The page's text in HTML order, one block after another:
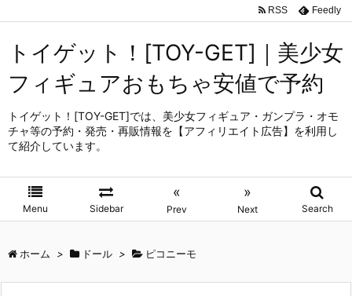
トイゲット！[TOY-GET]｜美少女
フィギュアおもちゃ安値で予約
トイゲット！[TOY-GET]では、美少女フィギュア・ガンプラ・オモ
チャ等の予約・発売・再販情報を【アフィリエイト広告】を利用し
て紹介しています。
Menu Sidebar
«
Prev
»
Next Search
RSS Feedly
ホーム > ドール > ピコニーモ